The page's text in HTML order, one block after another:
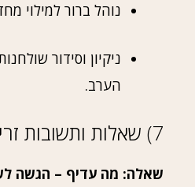
נוהל ברור למילוי
ניקיון וסידור
הערב.
7) שאלות ותשובות זריזות
שאלה: מה עדיף – הגשה